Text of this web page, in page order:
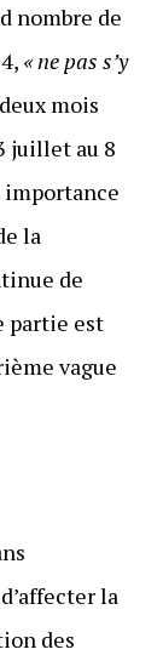
nombre de
« ne pas s’y
mois
juillet au 8
importance
la
de
partie est
vague
la
des